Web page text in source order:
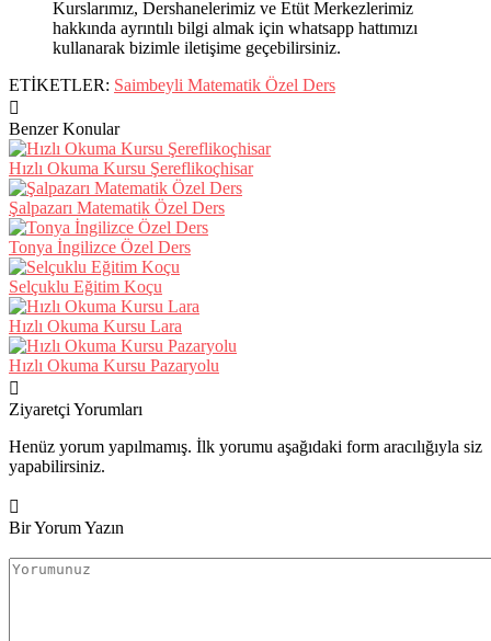
Kurslarımız, Dershanelerimiz ve Etüt Merkezlerimiz
hakkında ayrıntılı bilgi almak için whatsapp hattımızı
kullanarak bizimle iletişime geçebilirsiniz.
ETİKETLER: Saimbeyli Matematik Özel Ders
Benzer Konular
Hızlı Okuma Kursu Şereflikoçhisar
Şalpazarı Matematik Özel Ders
Tonya İngilizce Özel Ders
Selçuklu Eğitim Koçu
Hızlı Okuma Kursu Lara
Hızlı Okuma Kursu Pazaryolu
Ziyaretçi Yorumları
Henüz yorum yapılmamış. İlk yorumu aşağıdaki form aracılığıyla siz
yapabilirsiniz.
Bir Yorum Yazın